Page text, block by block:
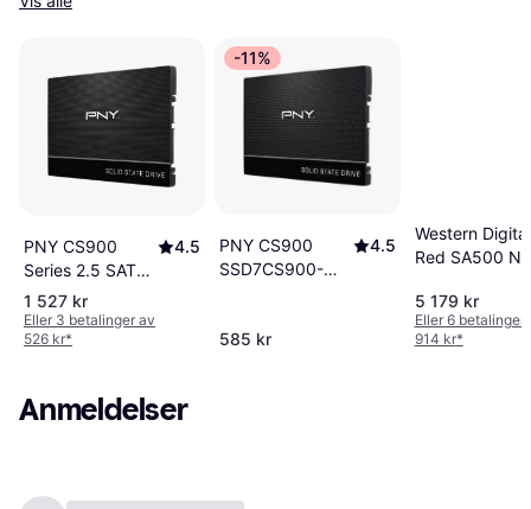
PNY CS900
Series 2.5 SATA
III 1TB
4.5
1 527 kr
Eller 3 betalinger av
526 kr*
-11%
PNY CS900
SSD7CS900-
4.5
585 kr
Western Digital
Red SA500
2TB
5 179 kr
Eller 6 betalinger
914 kr*
Anmeldelser